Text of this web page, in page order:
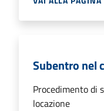
Subentro nel
Procedimento di
locazione